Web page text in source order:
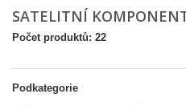
SATELITNÍ
Počet produktů: 22
Podkategorie